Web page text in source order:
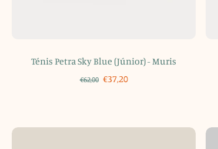
Ténis Petra Sky Blue (Júnior) - Muris
€62,00 €37,20